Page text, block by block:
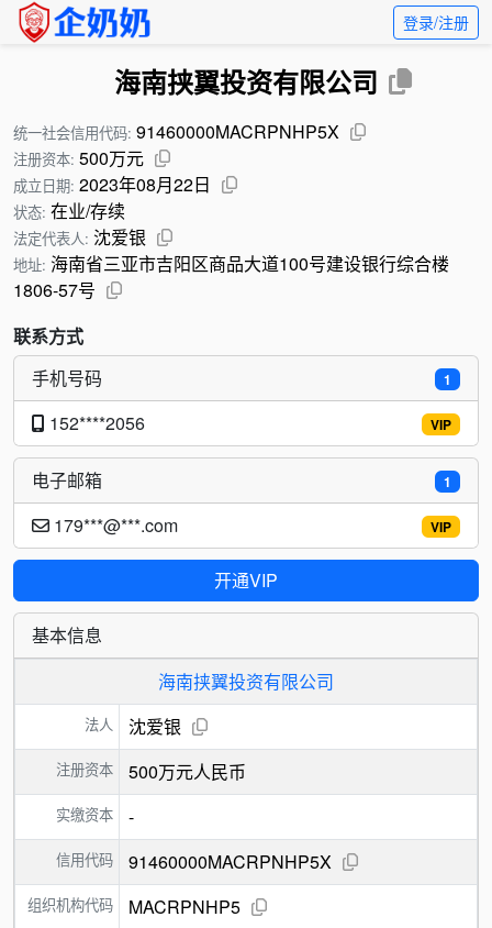
登录/注册
海南挟翼投资有限公司
统一社会信用代码: 91460000MACRPNHP5X
注册资本: 500万元
成立日期: 2023年08月22日
状态: 在业/存续
法定代表人: 沈爱银
地址: 海南省三亚市吉阳区商品大道100号建设银行综合楼
1806-57号
联系方式
1
手机号码
VIP
152****2056
1
电子邮箱
VIP
179***@***.com
开通VIP
基本信息
海南挟翼投资有限公司
法人 沈爱银
注册资本 500万元人民币
实缴资本 -
信用代码 91460000MACRPNHP5X
组织机构代码 MACRPNHP5